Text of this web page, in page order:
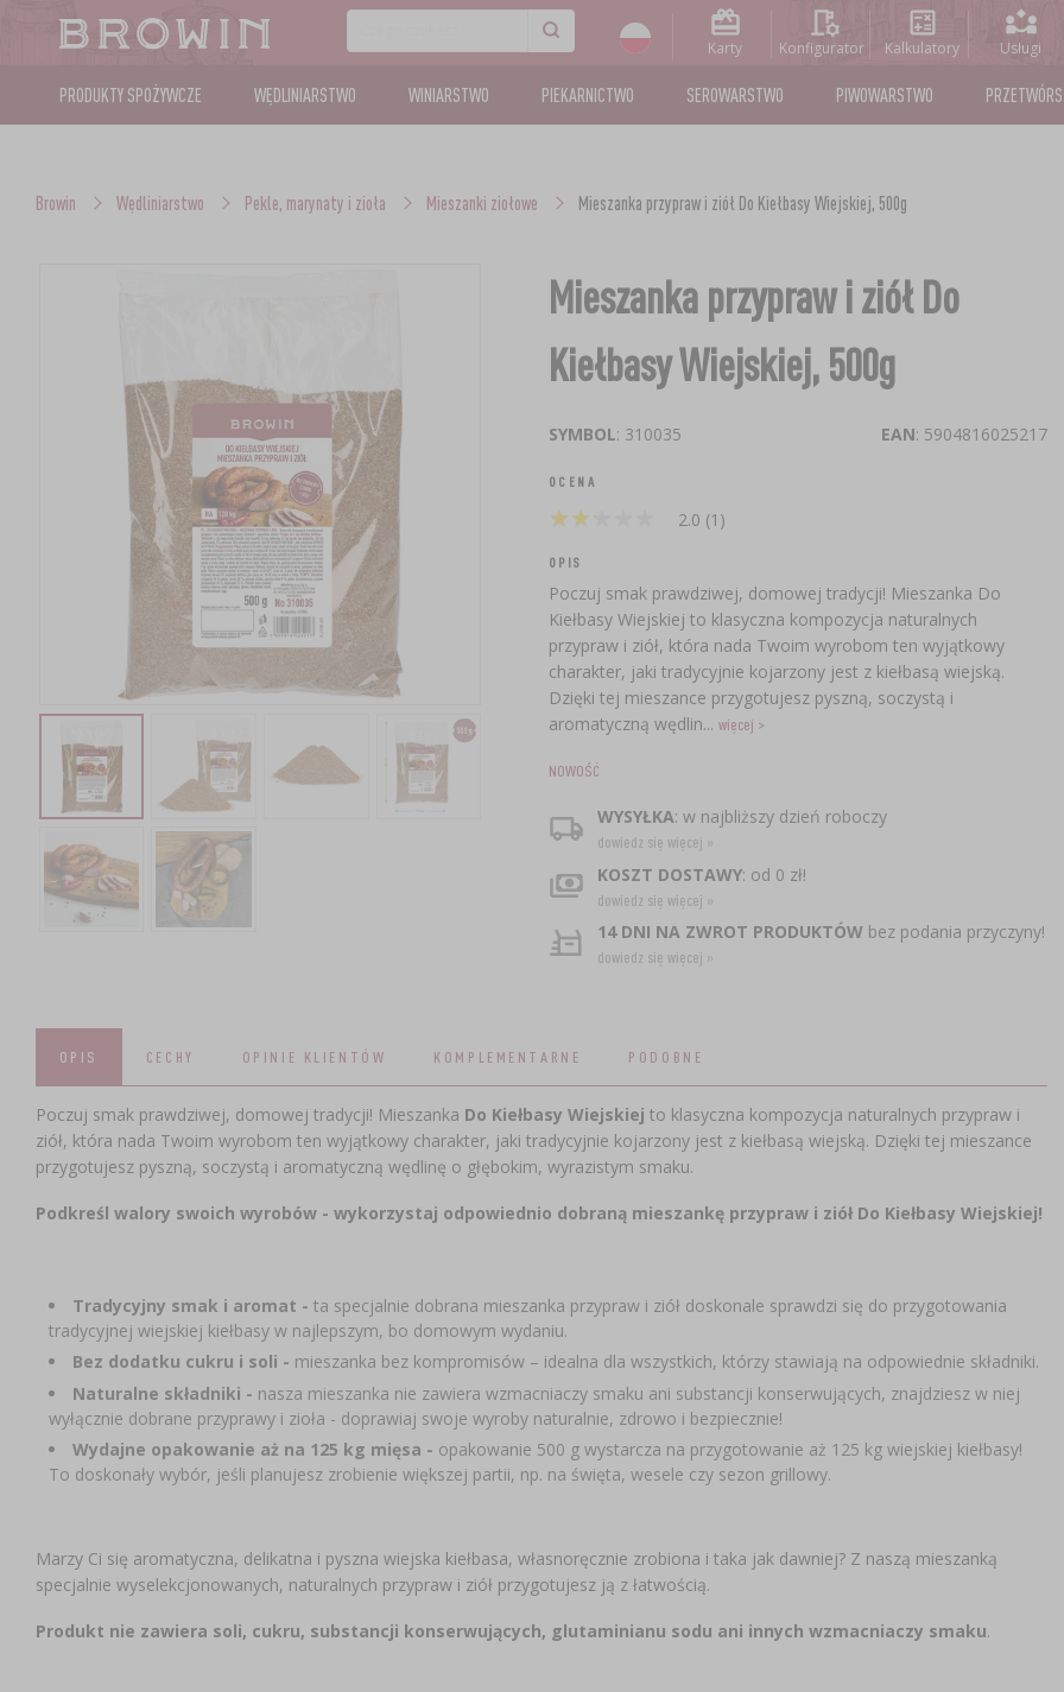
Karty Konfigurator Kalkulatory Usługi
PRODUKTY SPOŻYWCZE WĘDLINIARSTWO WINIARSTWO PIEKARNICTWO SEROWARSTWO PIWOWARSTWO
Browin Wędliniarstwo Pekle, marynaty i zioła Mieszanki ziołowe Mieszanka przypraw i ziół Do Kiełbasy Wiejskiej, 500g
Mieszanka przypraw i ziół Do
Kiełbasy Wiejskiej, 500g
SYMBOL: 310035 EAN: 5904816025217
OCENA
★★★
★★★ 2.0 (1)
OPIS
Poczuj smak prawdziwej, domowej tradycji! Mieszanka Do
Kiełbasy Wiejskiej to klasyczna kompozycja naturalnych
przypraw i ziół, która nada Twoim wyrobom ten wyjątkowy
charakter, jaki tradycyjnie kojarzony jest z kiełbasą wiejską.
Dzięki tej mieszance przygotujesz pyszną, soczystą i
aromatyczną wędlin... więcej >
NOWOŚĆ
WYSYŁKA: w najbliższy dzień roboczy
dowiedz się więcej »
KOSZT DOSTAWY: od 0 zł!
dowiedz się więcej »
14 DNI NA ZWROT PRODUKTÓW bez podania przyczyny!
dowiedz się więcej »
OPIS CECHY OPINIE KLIENTÓW KOMPLEMENTARNE PODOBNE
Poczuj smak prawdziwej, domowej tradycji! Mieszanka Do Kiełbasy Wiejskiej to klasyczna kompozycja naturalnych przypraw i
ziół, która nada Twoim wyrobom ten wyjątkowy charakter, jaki tradycyjnie kojarzony jest z kiełbasą wiejską. Dzięki tej mieszance
przygotujesz pyszną, soczystą i aromatyczną wędlinę o głębokim, wyrazistym smaku.
Podkreśl walory swoich wyrobów - wykorzystaj odpowiednio dobraną mieszankę przypraw i ziół Do Kiełbasy Wiejskiej!
Tradycyjny smak i aromat - ta specjalnie dobrana mieszanka przypraw i ziół doskonale sprawdzi się do przygotowania
tradycyjnej wiejskiej kiełbasy w najlepszym, bo domowym wydaniu.
Bez dodatku cukru i soli - mieszanka bez kompromisów – idealna dla wszystkich, którzy stawiają na odpowiednie składniki.
Naturalne składniki - nasza mieszanka nie zawiera wzmacniaczy smaku ani substancji konserwujących, znajdziesz w niej
wyłącznie dobrane przyprawy i zioła - doprawiaj swoje wyroby naturalnie, zdrowo i bezpiecznie!
Wydajne opakowanie aż na 125 kg mięsa - opakowanie 500 g wystarcza na przygotowanie aż 125 kg wiejskiej kiełbasy!
To doskonały wybór, jeśli planujesz zrobienie większej partii, np. na święta, wesele czy sezon grillowy.
Marzy Ci się aromatyczna, delikatna i pyszna wiejska kiełbasa, własnoręcznie zrobiona i taka jak dawniej? Z naszą mieszanką
specjalnie wyselekcjonowanych, naturalnych przypraw i ziół przygotujesz ją z łatwością.
Produkt nie zawiera soli, cukru, substancji konserwujących, glutaminianu sodu ani innych wzmacniaczy smaku.